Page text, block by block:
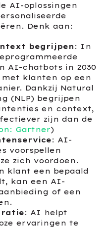
AI-oplossingen
Denk aan:
begrijpen : In
AI-chatbots in 2030
klanten op een
Dankzij Natural
(NLP) begrijpen
en context,
zijn dan de
Gartner)
: AI-
voorspellen
zich voordoen.
klant een bepaald
kan een AI-
of een
: AI helpt
ervaringen te